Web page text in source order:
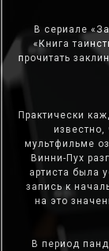
В сериале
«Книга
прочитать
Практически
мультфильме
Винни-Пух
артиста была
запись к
на это
В период